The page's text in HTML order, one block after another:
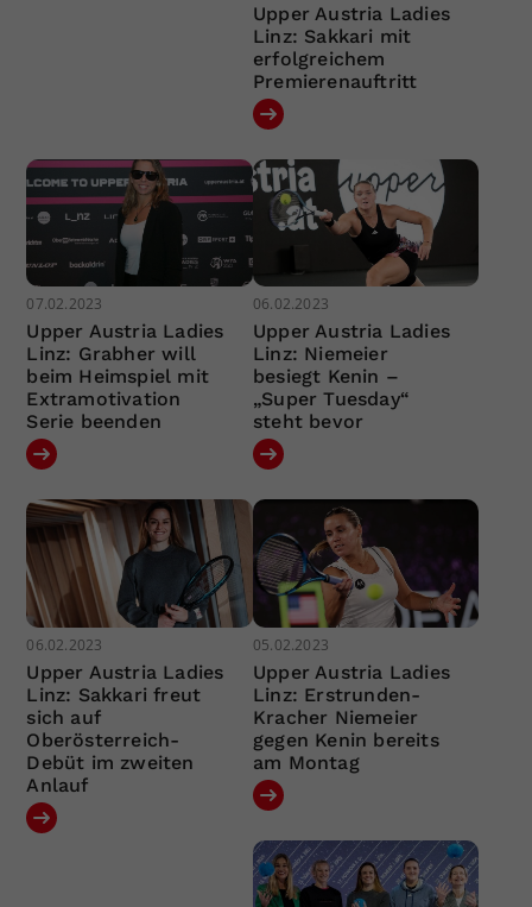
Upper Austria Ladies
Linz: Sakkari mit
erfolgreichem
Premierenauftritt
07.02.2023
Upper Austria Ladies
Linz: Grabher will
beim Heimspiel mit
Extramotivation
Serie beenden
06.02.2023
Upper Austria Ladies
Linz: Niemeier
besiegt Kenin –
„Super Tuesday“
steht bevor
06.02.2023
Upper Austria Ladies
Linz: Sakkari freut
sich auf
Oberösterreich-
Debüt im zweiten
Anlauf
05.02.2023
Upper Austria Ladies
Linz: Erstrunden-
Kracher Niemeier
gegen Kenin bereits
am Montag